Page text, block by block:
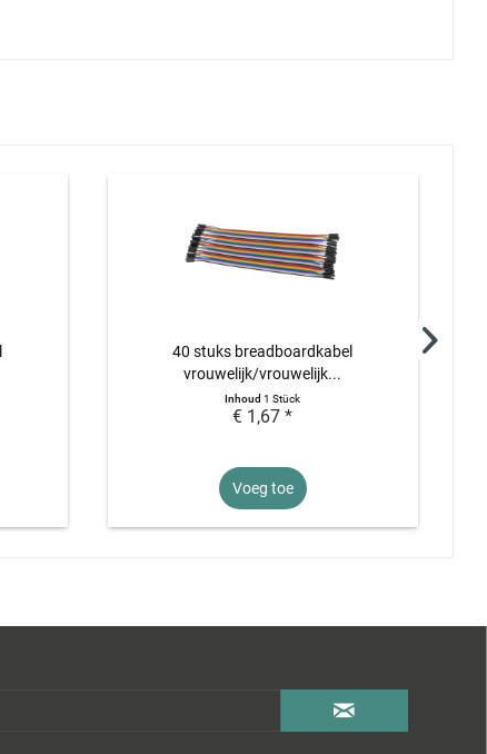
40 stuks breadboardkabel
vrouwelijk/vrouwelijk...
Inhoud1 Stück
€ 1,67 *
Voeg toe